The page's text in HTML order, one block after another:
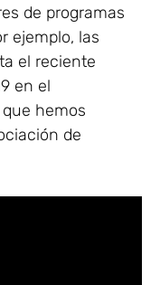
de programas
ejemplo, las
el reciente
en el
hemos
de